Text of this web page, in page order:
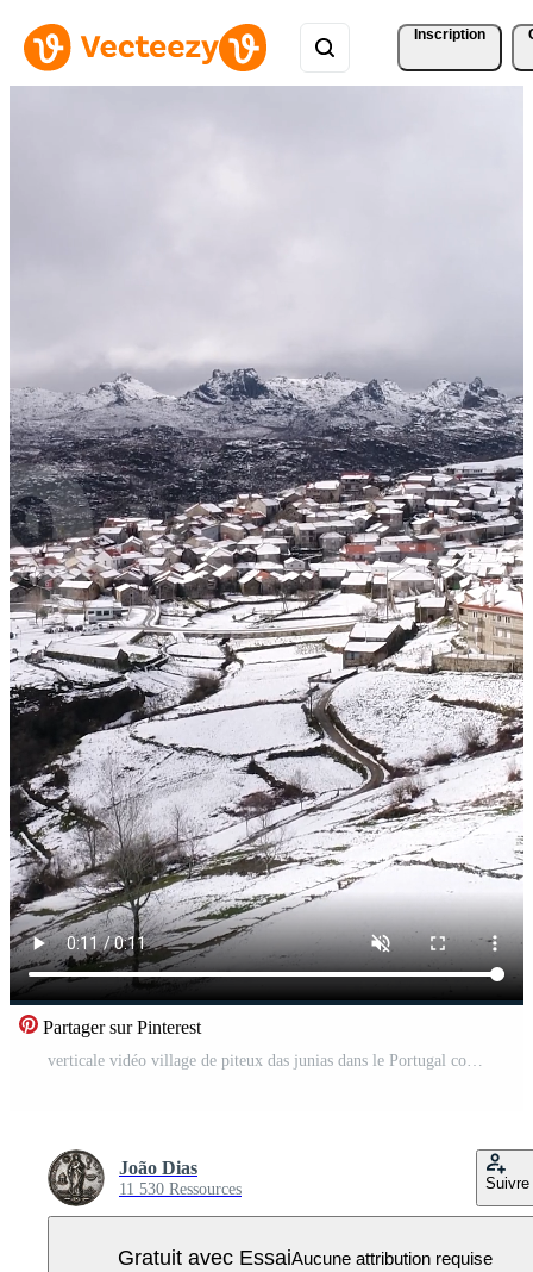
Inscription
Partager sur Pinterest
João Dias
11 530 Ressources Suivre
Gratuit avec EssaiAucune attribution requise